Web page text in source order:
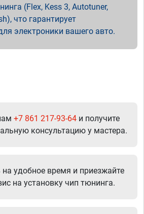
(Flex, Kess 3, Autotuner,
что гарантирует
электроники вашего авто.
+7 861 217-93-64 и получите
консультацию у мастера.
удобное время и приезжайте
на установку чип тюнинга.